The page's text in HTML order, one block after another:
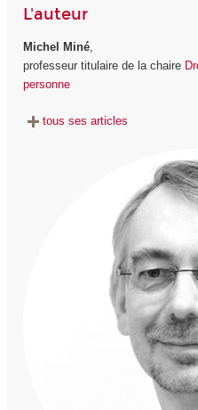
L'auteur
Michel Miné,
professeur titulaire de la chaire
personne
tous ses articles